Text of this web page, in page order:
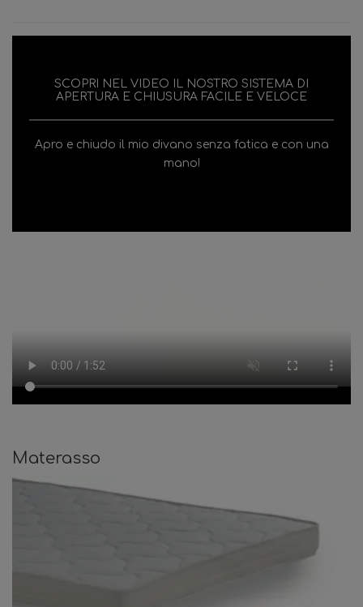
SCOPRI NEL VIDEO IL NOSTRO SISTEMA DI
APERTURA E CHIUSURA FACILE E VELOCE
Apro e chiudo il mio divano senza fatica e con una
mano!
Materasso